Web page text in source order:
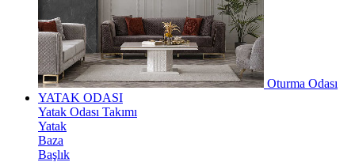
Oturma Odası
YATAK ODASI
Yatak Odası Takımı
Yatak
Baza
Başlık